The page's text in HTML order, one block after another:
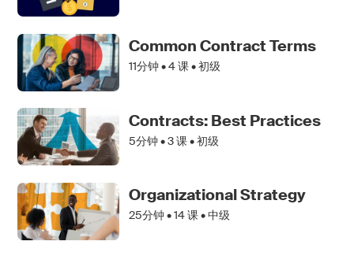
Common Contract Terms
11分钟 •4课 • 初级
Contracts: Best Practices
5分钟 •3课 • 初级
Organizational Strategy
25分钟 •14课 • 中级